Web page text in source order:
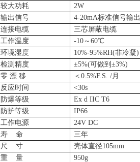
较大功耗
2W
输出信号
4-20mA标准信号输出
连接电缆
三芯屏蔽电缆
工作温度
-10 ～60℃
环境湿度
10%-95%RH(非冷凝)
检测精度
±5%(可做到±3%)
零 漂 移
＜0.5%F.S. /月
反应时间
<30s
防爆等级
Ex d IIC T6
防护等级
IP66
工作电源
24V DC
寿 命
三年
尺
寸 壳体直径105mm
重 量 950g